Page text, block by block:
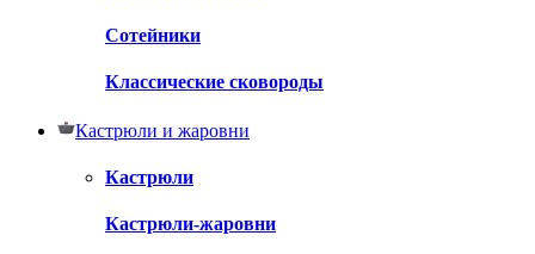
Сотейники
Классические сковороды
Кастрюли и жаровни
Кастрюли
Кастрюли-жаровни